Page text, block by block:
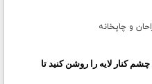
و چاپخانه
کنار لایه را روشن کنید تا